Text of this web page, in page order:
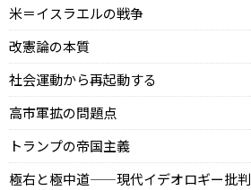
米＝イスラエルの戦争
改憲論の本質
社会運動から再起動する
高市軍拡の問題点
トランプの帝国主義
極右と極中道——現代イデオロギー批判